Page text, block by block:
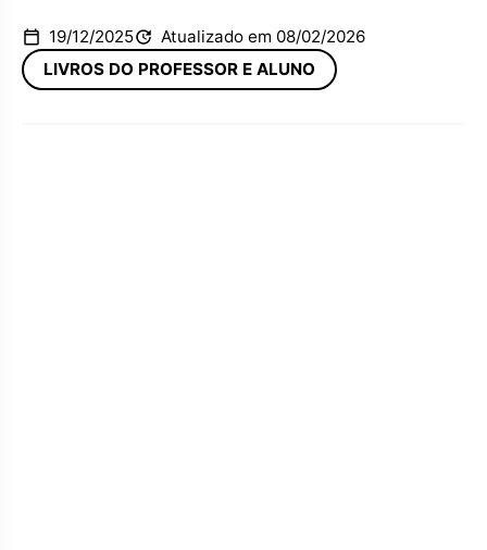
19/12/2025
Atualizado em 08/02/2026
LIVROS DO PROFESSOR E ALUNO